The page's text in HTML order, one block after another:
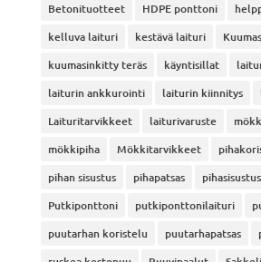
Betonituotteet
HDPE ponttoni
kelluva laituri
kestävä laituri
kuumasinkitty teräs
käyntisillat
laiturin ankkurointi
laiturin kiinnitys
Laituritarvikkeet
laiturivaruste
mökkipiha
Mökkitarvikkeet
pihan sisustus
pihapatsas pihasisustus
Putkiponttoni
putkiponttonilaituri
puutarhan koristelu
puutarhapatsas